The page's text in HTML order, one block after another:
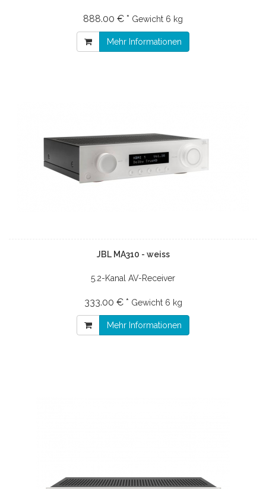
888.00 € * Gewicht 6 kg
Mehr Informationen
JBL MA310 - weiss
5.2-Kanal AV-Receiver
333.00 € * Gewicht 6 kg
Mehr Informationen